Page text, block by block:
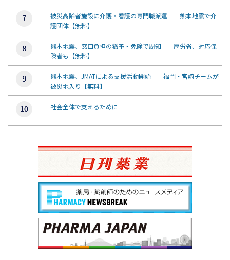
被災高齢者施設に介護・看護の専門職派遣 熊本地震で介
護団体【無料】
熊本地震、窓口負担の猶予・免除で周知 厚労省、対応保
険者も【無料】
熊本地震、JMATによる支援活動開始 福岡・宮崎チームが
被災地入り【無料】
社会全体で支えるために